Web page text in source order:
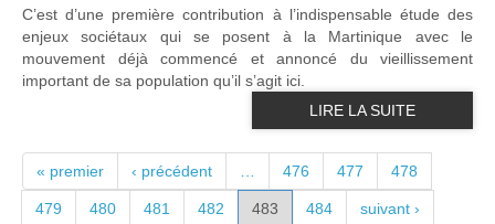
C’est d’une première contribution à l’indispensable étude des
enjeux sociétaux qui se posent à la Martinique avec le
mouvement déjà commencé et annoncé du vieillissement
important de sa population qu’il s’agit ici.
LIRE LA SUITE
PAGES
« premier ‹ précédent 476 477 478
479 480 481 482 483 484 suivant ›